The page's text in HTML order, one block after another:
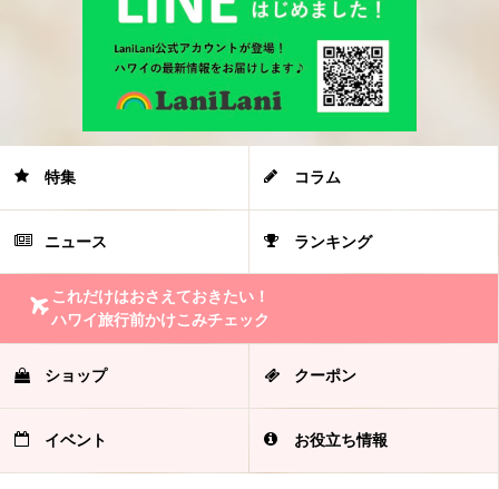
特集 コラム
ニュース ランキング
これだけはおさえておきたい！
ハワイ旅行前かけこみチェック
ショップ クーポン
イベント お役立ち情報